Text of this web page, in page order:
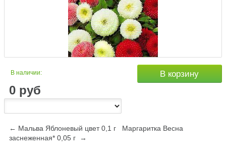
В наличии:
0 руб
В корзину
← Мальва Яблоневый цвет 0,1 г
Маргаритка Весна
заснеженная* 0,05 г →